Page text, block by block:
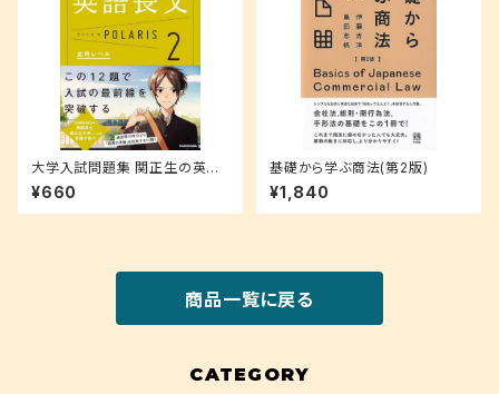
大学入試問題集 関正生の英語
長文ポラリス 2 (応用レベル)
¥660
基礎から学ぶ商法(第2版)
¥1,840
商品一覧に戻る
CATEGORY